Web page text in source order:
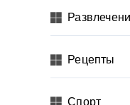
Рецепты
Спорт